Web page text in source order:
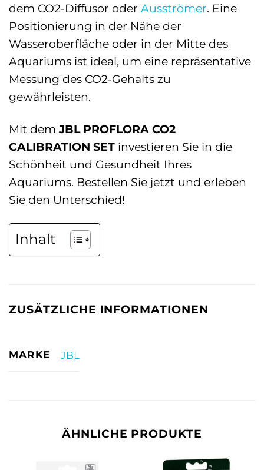
dem CO2-Diffusor oder Ausströmer. Eine
Positionierung in der Nähe der
Wasseroberfläche oder in der Mitte des
Aquariums ist ideal, um eine repräsentative
Messung des CO2-Gehalts zu
gewährleisten.
Mit demJBL PROFLORA CO2
CALIBRATION SET investieren Sie in die
Schönheit und Gesundheit Ihres
Aquariums. Bestellen Sie jetzt und erleben
Sie den Unterschied!
Inhalt
ZUSÄTZLICHE INFORMATIONEN
MARKE JBL
ÄHNLICHE PRODUKTE